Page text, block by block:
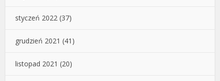
styczeń 2022 (37)
grudzień 2021 (41)
listopad 2021 (20)